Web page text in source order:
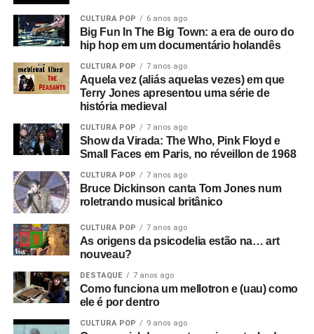
CULTURA POP 6 anos ago
Big Fun In The Big Town: a era de ouro do
hip hop em um documentário holandês
CULTURA POP 7 anos ago
Aquela vez (aliás aquelas vezes) em que
Terry Jones apresentou uma série de
história medieval
CULTURA POP 7 anos ago
Show da Virada: The Who, Pink Floyd e
Small Faces em Paris, no réveillon de 1968
CULTURA POP 7 anos ago
Bruce Dickinson canta Tom Jones num
roletrando musical britânico
CULTURA POP 7 anos ago
As origens da psicodelia estão na… art
nouveau?
DESTAQUE 7 anos ago
Como funciona um mellotron e (uau) como
ele é por dentro
CULTURA POP 9 anos ago